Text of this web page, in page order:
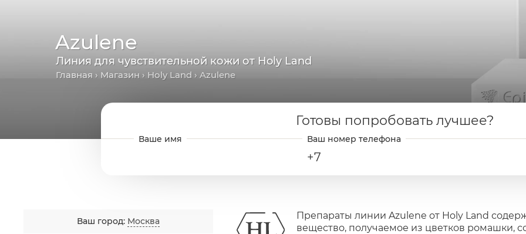
Azulene
Линия для чувствительной кожи от Holy Land
Главная › Магазин › Holy Land › Azulene
Готовы попробовать лучшее?
+7
Ваш город: Москва
Препараты линии Azulene от Holy Land
вещество, получаемое из цветков ромашки,